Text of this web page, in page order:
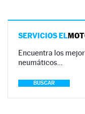
SERVICIOS EL
Encuentra los
neumáticos…
BUSCAR